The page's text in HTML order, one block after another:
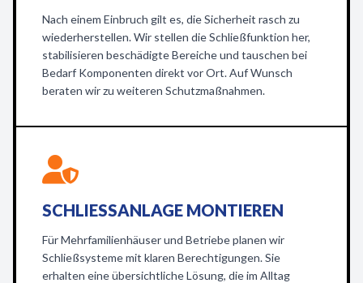
Nach einem Einbruch gilt es, die Sicherheit rasch zu
wiederherstellen. Wir stellen die Schließfunktion her,
stabilisieren beschädigte Bereiche und tauschen bei
Bedarf Komponenten direkt vor Ort. Auf Wunsch
beraten wir zu weiteren Schutzmaßnahmen.
SCHLIESSANLAGE MONTIEREN
Für Mehrfamilienhäuser und Betriebe planen wir
Schließsysteme mit klaren Berechtigungen. Sie
erhalten eine übersichtliche Lösung, die im Alltag